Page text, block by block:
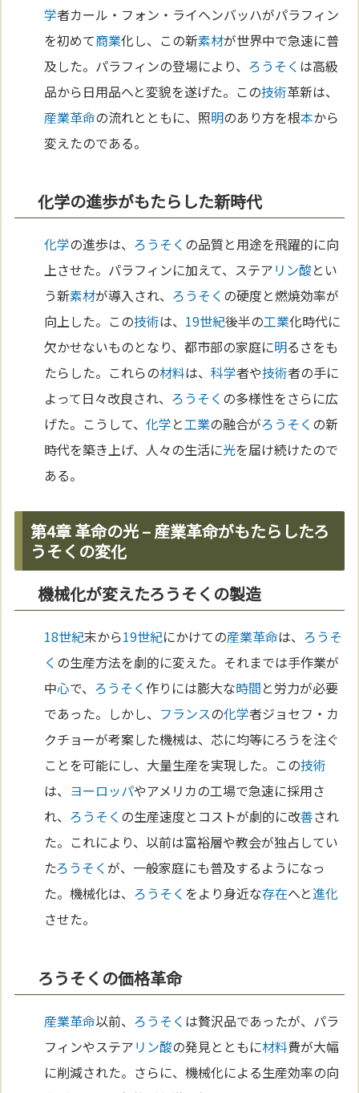
学者カール・フォン・ライヘンバッハがパラフィン
を初めて商業化し、この新素材が世界中で急速に普
及した。パラフィンの登場により、 ろうそく は高級
品から日用品へと変貌を遂げた。この技術革新は、
産業革命の流れとともに、照明のあり方を根本から
変えたのである。
化学の進歩がもたらした新時代
化学の進歩は、 ろうそく の品質と用途を飛躍的に向
上させた。パラフィンに加えて、ステアリン酸とい
う新素材が導入され、 ろうそく の硬度と燃焼効率が
向上した。この技術は、 19世紀後半の工業化時代に
欠かせないものとなり、都市部の家庭に明るさをも
たらした。これらの材料は、科学者や技術者の手に
よって日々改良され、 ろうそく の多様性をさらに広
げた。こうして、化学と工業の融合がろうそく の新
時代を築き上げ、人々の生活に光を届け続けたので
ある。
第4章 革命の光 – 産業革命がもたらしたろ
うそくの変化
機械化が変えたろうそくの製造
18世紀末から19世紀にかけての産業革命は、 ろうそ
く の生産方法を劇的に変えた。それまでは手作業が
中心で、 ろうそく作りには膨大な時間と労力が必要
であった。しかし、 フランスの化学者ジョセフ・カ
クチョーが考案した機械は、芯に均等にろうを注ぐ
ことを可能にし、大量生産を実現した。この技術
は、 ヨーロッパやアメリカの工場で急速に採用さ
れ、 ろうそく の生産速度とコストが劇的に改善され
た。これにより、以前は富裕層や教会が独占してい
たろうそくが、一般家庭にも普及するようになっ
た。機械化は、 ろうそく をより身近な存在へと進化
させた。
ろうそくの価格革命
産業革命以前、 ろうそく は贅沢品であったが、パラ
フィンやステアリン酸の発見とともに材料費が大幅
に削減された。さらに、機械化による生産効率の向